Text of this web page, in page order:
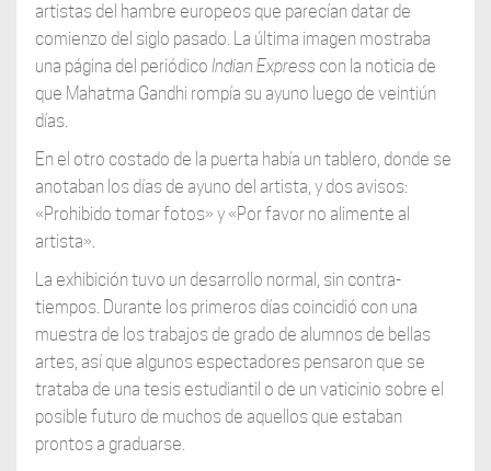
artistas del hambre europeos que parecían datar de
comienzo del siglo pasado. La última imagen mostraba
una página del periódico Indian Expresscon la noticia de
que Mahatma Gandhi rompía su ayuno luego de veintiún
días.
En el otro costado de la puerta había un tablero, donde se
anotaban los días de ayuno del artista, y dos avisos:
«Prohibido tomar fotos» y «Por favor no alimente al
artista».
La exhibición tuvo un desarrollo normal, sin contra-
tiempos. Durante los primeros días coincidió con una
muestra de los trabajos de grado de alumnos de bellas
artes, así que algunos espectadores pensaron que se
trataba de una tesis estudiantil o de un vaticinio sobre el
posible futuro de muchos de aquellos que estaban
prontos a graduarse.